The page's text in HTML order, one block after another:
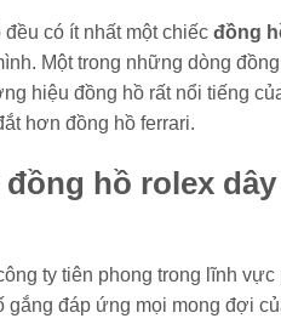
đều có ít nhất một chiếc đồng
Một trong những dòng
hiệu đồng hồ rất nổi tiếng
hơn đồng hồ ferrari.
đồng hồ rolex
ty tiên phong trong lĩnh
gắng đáp ứng mọi mong đợi